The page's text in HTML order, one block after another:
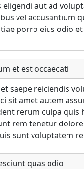
eligendi aut ad
vel accusantium
porro eius odio
et est occaecati
saepe reiciendis
sit amet autem
rerum culpa quis
rem tenetur
sunt voluptatem
quas odio